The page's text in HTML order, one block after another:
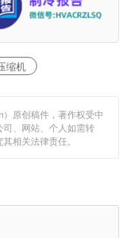
缩机
原创稿件，著作权受中
、网站、个人如需转
相关法律责任。